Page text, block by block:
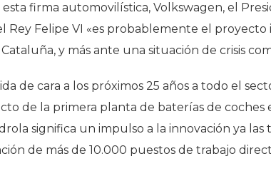
firma automovilística, Volkswagen, el
Rey Felipe VI «es probablemente el
y más ante una situación de crisis
de cara a los próximos 25 años a todo el
de la primera planta de baterías de coches
significa un impulso a la innovación ya las
de más de 10.000 puestos de trabajo